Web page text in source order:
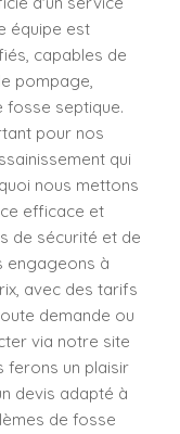
équipe est
capables de
pompage,
fosse septique.
pour nos
qui
nous mettons
efficace et
de sécurité et de
engageons à
avec des tarifs
demande ou
via notre site
ferons un plaisir
devis adapté à
de fosse